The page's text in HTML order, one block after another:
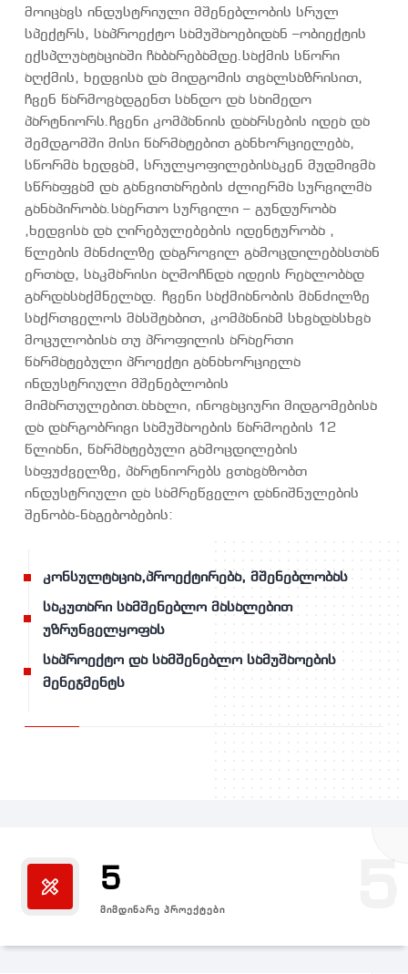
მოიცავს ინდუსტრიული მშენებლობის სრულ
სპექტრს, საპროექტო სამუშაოებიდან –ობიექტის
ექსპლუატაციაში ჩაბარებამდე.საქმის სწორი
აღქმის, ხედვისა და მიდგომის თვალსაზრისით,
ჩვენ წარმოვადგენთ სანდო და საიმედო
პარტნიორს.ჩვენი კომპანიის დაარსების იდეა და
შემდგომში მისი წარმატებით განხორციელება,
სწორმა ხედვამ, სრულყოფილებისაკენ მუდმივმა
სწრაფვამ და განვითარების ძლიერმა სურვილმა
განაპირობა.საერთო სურვილი – გუნდურობა
,ხედვისა და ღირებულებების იდენტურობა ,
წლების მანძილზე დაგროვილ გამოცდილებასთან
ერთად, საკმარისი აღმოჩნდა იდეის რეალობად
გარდასაქმნელად. ჩვენი საქმიანობის მანძილზე
საქრთველოს მასშტაბით, კომპანიამ სხვადასხვა
მოცულობისა თუ პროფილის არაერთი
წარმატებული პროექტი განახორციელა
ინდუსტრიული მშენებლობის
მიმართულებით.ახალი, ინოვაციური მიდგომებისა
და დარგობრივი სამუშაოების წარმოების 12
წლიანი, წარმატებული გამოცდილების
საფუძველზე, პარტნიორებს ვთავაზობთ
ინდუსტრიული და სამრეწველო დანიშნულების
შენობა-ნაგებობების:
კონსულტაცია,პროექტირება, მშენებლობას
საკუთარი სამშენებლო მასალებით
უზრუნველყოფას
საპროექტო და სამშენებლო სამუშაოების
მენეჯმენტს
5
ᲛᲘᲛᲓᲘᲜᲐᲠᲔ ᲞᲠᲝᲔᲥᲢᲔᲑᲘ